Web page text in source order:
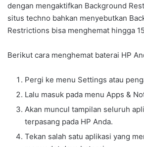
dengan mengaktifkan Background
situs techno bahkan menyebutkan
Restrictions bisa menghemat hingga
Berikut cara menghemat baterai HP
Pergi ke menu Settings atau
Lalu masuk pada menu Apps &
Akan muncul tampilan seluruh
terpasang pada HP Anda.
Tekan salah satu aplikasi yang